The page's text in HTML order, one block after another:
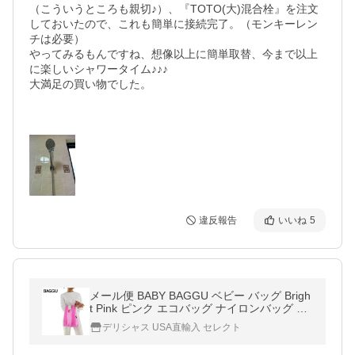
（こういうところも親切♪）、『TOTO(大)混合栓』を注文
しておいたので、これも簡単に接続完了。（モンキーレン
チは必要）
やってみるもんですね、想像以上に簡単取替、今まで以上
に楽しいシャワータイム♪♪♪
大満足の買い物でした。
違反報告 いいね 5
メール便 BABY BAGGU ベビー バッグ Brigh
t Pink ピンク エコバッグ ナイロンバッグ シ
ョッピングバッグ トートバッグ ギフト 景品
プレゼント
デリシャス USA直輸入 セレクト